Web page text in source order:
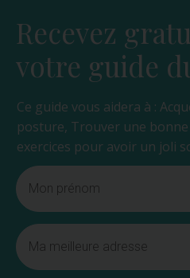
Recevez
votre guide
Ce guide vous aidera à :
posture, Trouver une
exercices pour avoir un joli